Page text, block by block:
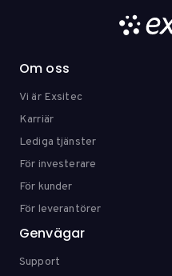
Om oss
Vi är Exsitec
Karriär
Lediga tjänster
För investerare
För kunder
För leverantörer
Genvägar
Support